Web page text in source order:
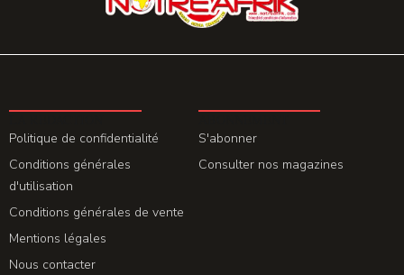
Politique de confidentialité
Conditions générales
d'utilisation
Conditions générales de vente
Mentions légales
Nous contacter
S'abonner
Consulter nos magazines